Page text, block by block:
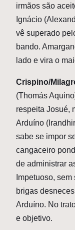
irmãos são
Ignácio
vê superado
bando.
lado e vira o
Crispino/
(Thomás
respeita Josué,
Arduíno
sabe se impor
cangaceiro
de administrar
Impetuoso,
brigas
Arduíno. No
e objetivo.